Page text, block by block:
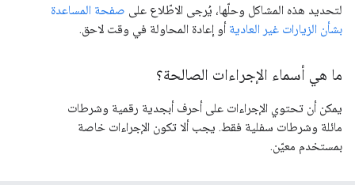
لتحديد هذه المشاكل وحلّها، يُرجى الاطّلاع على صفحة المساعدة
بشأن الزيارات غير العادية أو إعادة المحاولة في وقت لاحق.
ما هي أسماء الإجراءات الصالحة؟
يمكن أن تحتوي الإجراءات على أحرف أبجدية رقمية وشرطات
مائلة وشرطات سفلية فقط. يجب ألا تكون الإجراءات خاصة
بمستخدم معيّن.